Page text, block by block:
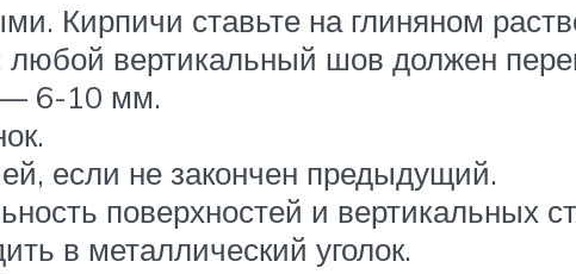
Кирпичи ставьте на глиняном
любой вертикальный шов должен
— 6-10 мм.
если не закончен предыдущий.
поверхностей и вертикальных
в металлический уголок.